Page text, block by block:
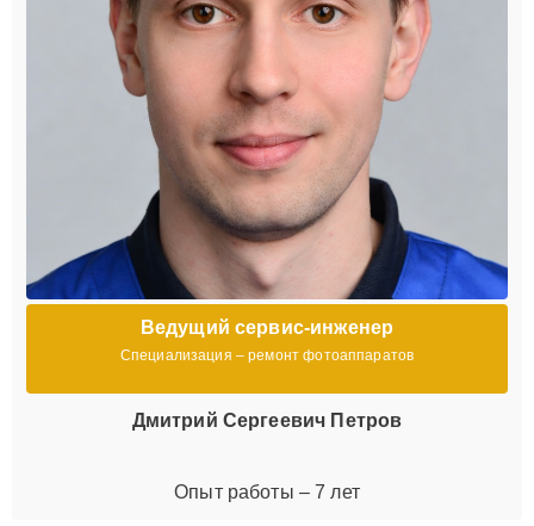
Ведущий сервис-инженер
Специализация – ремонт фотоаппаратов
Дмитрий Сергеевич Петров
Опыт работы – 7 лет